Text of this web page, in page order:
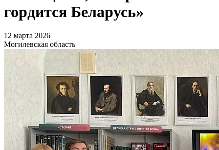
гордится Беларусь»
12 марта 2026
Могилевская область